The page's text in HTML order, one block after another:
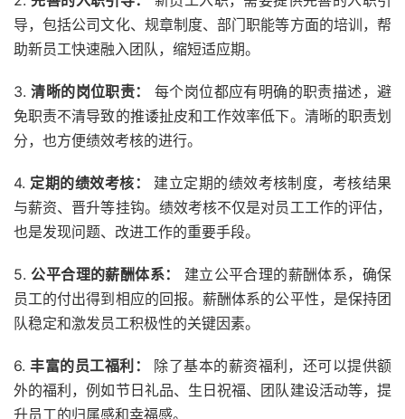
导，包括公司文化、规章制度、部门职能等方面的培训，帮
助新员工快速融入团队，缩短适应期。
3.清晰的岗位职责：
每个岗位都应有明确的职责描述，避
免职责不清导致的推诿扯皮和工作效率低下。清晰的职责划
分，也方便绩效考核的进行。
4. 定期的绩效考核：
建立定期的绩效考核制度，考核结果
与薪资、晋升等挂钩。绩效考核不仅是对员工工作的评估，
也是发现问题、改进工作的重要手段。
5. 公平合理的薪酬体系：
建立公平合理的薪酬体系，确保
员工的付出得到相应的回报。薪酬体系的公平性，是保持团
队稳定和激发员工积极性的关键因素。
6.丰富的员工福利：
除了基本的薪资福利，还可以提供额
外的福利，例如节日礼品、生日祝福、团队建设活动等，提
升员工的归属感和幸福感。